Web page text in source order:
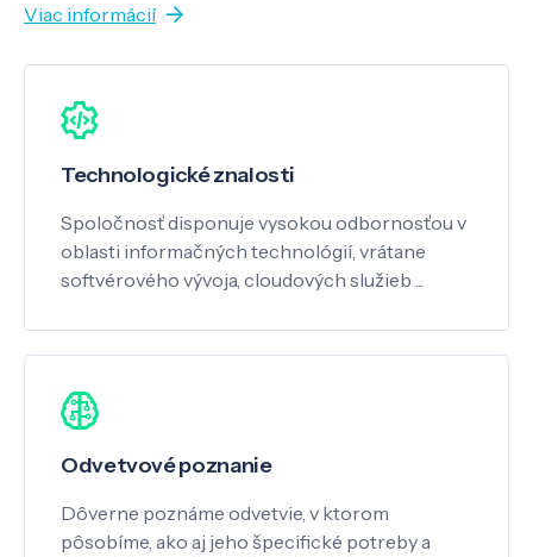
Viac informácií
Technologické znalosti
Spoločnosť disponuje vysokou odbornosťou v
oblasti informačných technológií, vrátane
softvérového vývoja, cloudových služieb ...
Odvetvové poznanie
Dôverne poznáme odvetvie, v ktorom
pôsobíme, ako aj jeho špecifické potreby a